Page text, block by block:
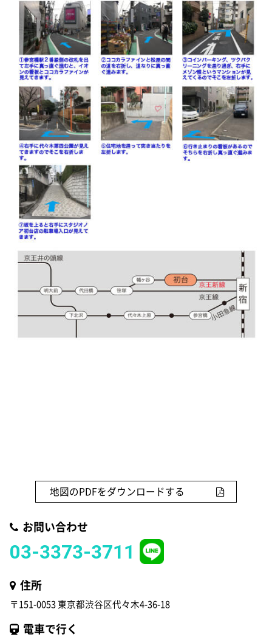
地図のPDFをダウンロードする
お問い合わせ
03-3373-3711
住所
〒151-0053 東京都渋谷区代々木4-36-18
電車で行く